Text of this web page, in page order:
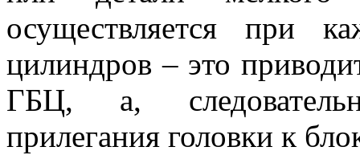
осуществляется при
цилиндров – это
ГБЦ, а,
прилегания головки к